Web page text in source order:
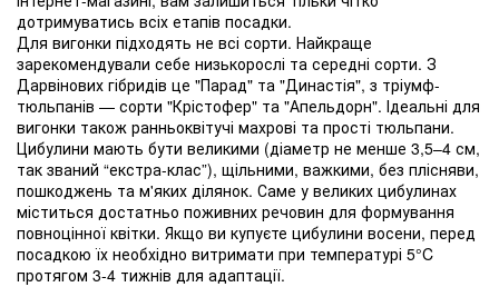
дотримуватись всіх етапів посадки.
Для вигонки підходять не всі сорти. Найкраще
зарекомендували себе низькорослі та середні сорти. З
Дарвінових гібридів це "Парад" та "Династія", з тріумф-
тюльпанів — сорти "Крістофер" та "Апельдорн". Ідеальні для
вигонки також ранньоквітучі махрові та прості тюльпани.
Цибулини мають бути великими (діаметр не менше 3,5–4 см,
так званий “екстра-клас”), щільними, важкими, без плісняви,
пошкоджень та м'яких ділянок. Саме у великих цибулинах
міститься достатньо поживних речовин для формування
повноцінної квітки. Якщо ви купуєте цибулини восени, перед
посадкою їх необхідно витримати при температурі 5°C
протягом 3-4 тижнів для адаптації.